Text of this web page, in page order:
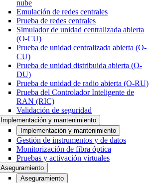
nube
Emulación de redes centrales
Prueba de redes centrales
Simulador de unidad centralizada abierta
(O-CU)
Prueba de unidad centralizada abierta (O-
CU)
Prueba de unidad distribuida abierta (O-
DU)
Prueba de unidad de radio abierta (O-RU)
Prueba del Controlador Inteligente de
RAN (RIC)
Validación de seguridad
Implementación y mantenimiento
Implementación y mantenimiento
Gestión de instrumentos y de datos
Monitorización de fibra óptica
Pruebas y activación virtuales
Aseguramiento
Aseguramiento